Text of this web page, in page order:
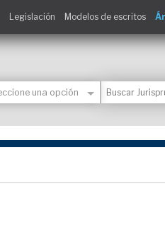
Legislación Modelos de escritos